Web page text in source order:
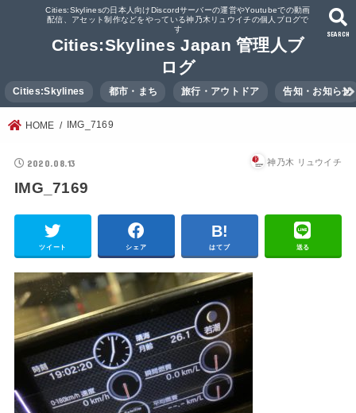
Cities:Skylinesの日本人向けDiscordサーバーの運営やYoutubeでの動画
配信、アセット制作などをやっている神乃木リュウイチの個人ブログで
す
Cities:Skylines Japan 管理人ブ
ログ
SEARCH
Cities:Skylines 都市・まち 旅行・アウトドア 告知・お知らせ
HOME IMG_7169
2020.08.13 神乃木 リュウイチ
IMG_7169
ツイート シェア はてブ 送る